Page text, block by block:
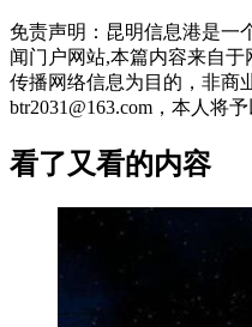
免责声明：昆明信息港是一
闻门户网站,本篇内容来自
传播网络信息为目的，非商
btr2031@163.com，本人将予
看了又看的内容